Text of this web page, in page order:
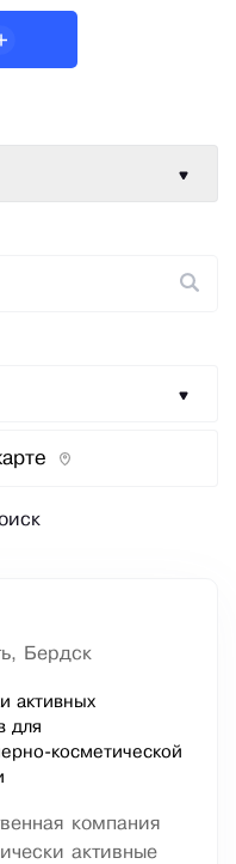
Бердск
активных
для
косметической
компания
активные